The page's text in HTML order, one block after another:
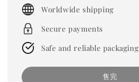
Worldwide shipping
Secure payments
Safe and reliable packaging
售完